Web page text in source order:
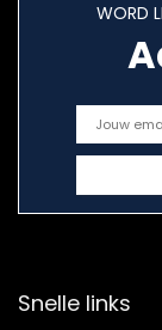
WORD
Snelle links